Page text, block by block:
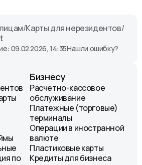
/Карты для нерезидентов/
09.02.2026, 14:35Нашли ошибку?
по
Бизнесу
Расчетно-кассовое
обслуживание
Платежные (торговые)
терминалы
Операции в иностранной
валюте
Пластиковые карты
Кредиты для бизнеса